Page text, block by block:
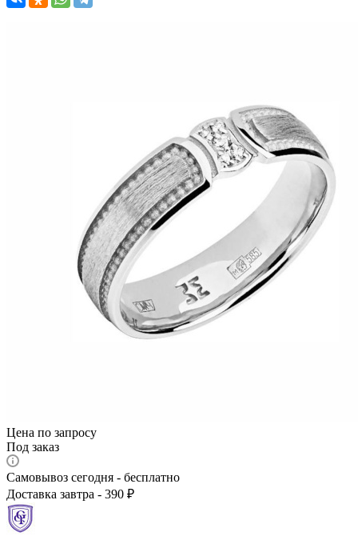
Цена по запросу
Под заказ
Самовывоз сегодня - бесплатно
Доставка завтра - 390 ₽